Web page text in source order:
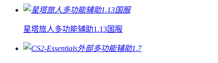
星塔旅人多功能辅助1.13国服